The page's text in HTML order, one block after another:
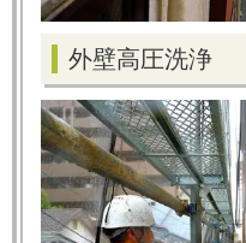
外壁高圧洗浄